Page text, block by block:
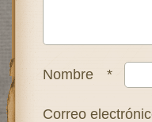
Nombre *
Correo